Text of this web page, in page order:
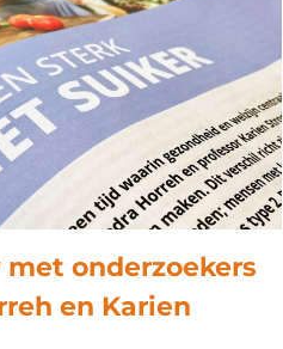
onderzoekers
en Karien